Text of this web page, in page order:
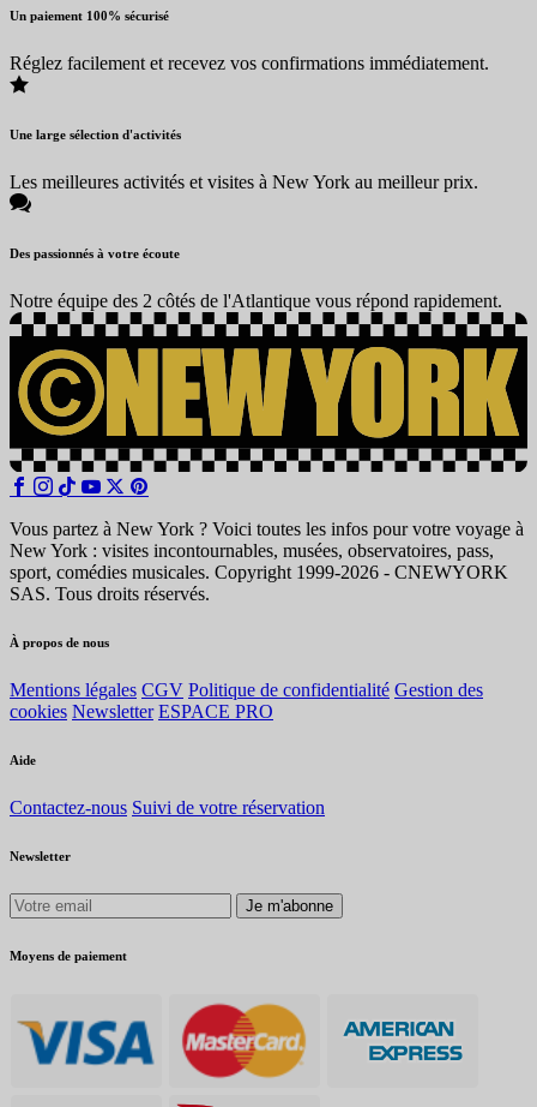
Un paiement 100% sécurisé
Réglez facilement et recevez vos confirmations immédiatement.
Une large sélection d'activités
Les meilleures activités et visites à New York au meilleur prix.
Des passionnés à votre écoute
Notre équipe des 2 côtés de l'Atlantique vous répond rapidement.
Vous partez à New York ? Voici toutes les infos pour votre voyage à
New York : visites incontournables, musées, observatoires, pass,
sport, comédies musicales. Copyright 1999-2026 - CNEWYORK
SAS. Tous droits réservés.
À propos de nous
Mentions légales CGV Politique de confidentialité Gestion des
cookies Newsletter ESPACE PRO
Aide
Contactez-nous Suivi de votre réservation
Newsletter
Je m'abonne
Moyens de paiement